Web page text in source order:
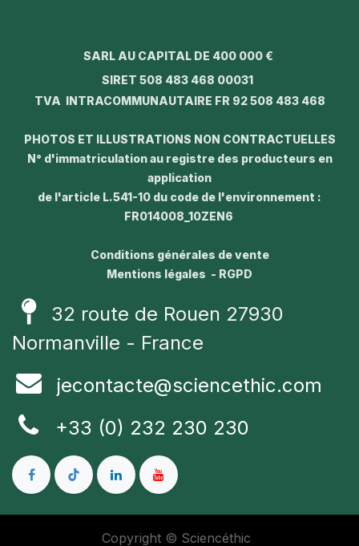
SARL AU CAPITAL DE 400 000 €
SIRET 508 483 468 00031
TVA INTRACOMMUNAUTAIRE FR 92 508 483 468
PHOTOS ET ILLUSTRATIONS NON CONTRACTUELLES
N° d'immatriculation au registre des producteurs en
application
de l'article L.541-10 du code de l'environnement :
FR014008_10ZEN6
Conditions générales de vente
Mentions légales - RGPD
32 route de Rouen 27930
Normanville - France
jecontacte@sciencethic.com
+33 (0) 232 230 230
Copyright © Sciencéthic